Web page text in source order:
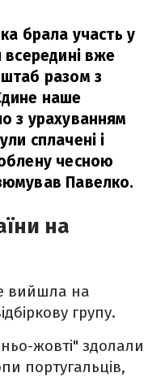
брала участь у
всередині вже
разом з
наше
з урахуванням
сплачені і
чесною
Павелко.
на
вийшла на
групу.
жовті" здолали
португальців,